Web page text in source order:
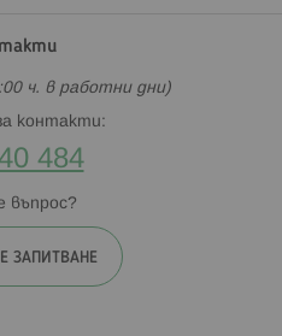
ч. в работни дни)
контакти:
484
въпрос?
ЗАПИТВАНЕ